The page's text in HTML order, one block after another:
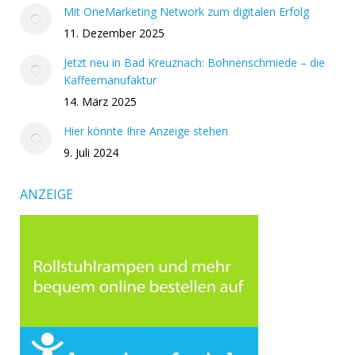
Mit OneMarketing Network zum digitalen Erfolg
11. Dezember 2025
Jetzt neu in Bad Kreuznach: Bohnenschmiede – die
Kaffeemanufaktur
14. März 2025
Hier könnte Ihre Anzeige stehen
9. Juli 2024
ANZEIGE